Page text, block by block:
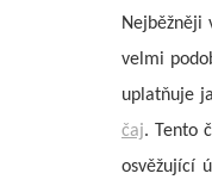
Nejběžněji
velmi
uplatňuje
čaj. Tento
osvěžující